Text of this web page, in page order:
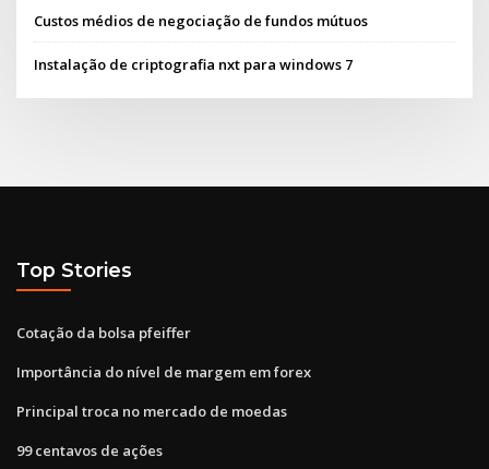
Custos médios de negociação de fundos mútuos
Instalação de criptografia nxt para windows 7
Top Stories
Cotação da bolsa pfeiffer
Importância do nível de margem em forex
Principal troca no mercado de moedas
99 centavos de ações